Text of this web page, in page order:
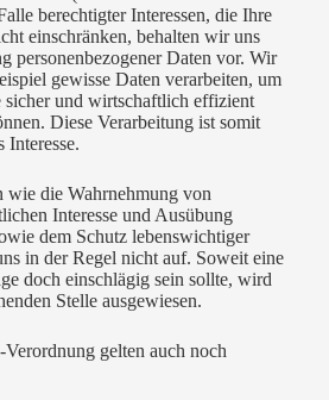
berechtigter Interessen, die Ihre
einschränken, behalten wir uns
personenbezogener Daten vor. Wir
gewisse Daten verarbeiten, um
sicher und wirtschaftlich effizient
Diese Verarbeitung ist somit
Interesse.
wie die Wahrnehmung von
Interesse und Ausübung
dem Schutz lebenswichtiger
in der Regel nicht auf. Soweit eine
doch einschlägig sein sollte, wird
Stelle ausgewiesen.
gelten auch noch